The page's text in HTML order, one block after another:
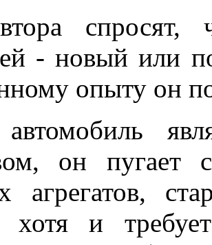
- новый или
опыту он
он пугает
агрегатов,
хотя и